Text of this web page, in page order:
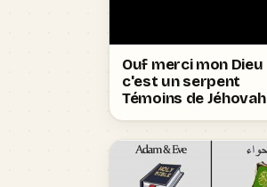
Ouf merci mon Dieu
c'est un serpent
Témoins de Jéhovah